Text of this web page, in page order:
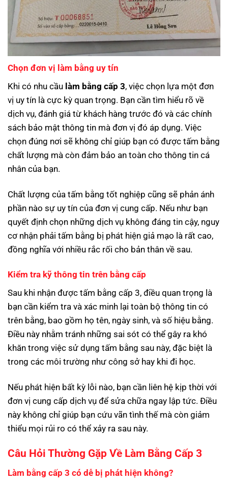
Chọn đơn vị làm bằng uy tín
Khi có nhu cầu làm bằng cấp 3, việc chọn lựa một đơn
vị uy tín là cực kỳ quan trọng. Bạn cần tìm hiểu rõ về
dịch vụ, đánh giá từ khách hàng trước đó và các chính
sách bảo mật thông tin mà đơn vị đó áp dụng. Việc
chọn đúng nơi sẽ không chỉ giúp bạn có được tấm bằng
chất lượng mà còn đảm bảo an toàn cho thông tin cá
nhân của bạn.
Chất lượng của tấm bằng tốt nghiệp cũng sẽ phản ánh
phần nào sự uy tín của đơn vị cung cấp. Nếu như bạn
quyết định chọn những dịch vụ không đáng tin cậy, nguy
cơ nhận phải tấm bằng bị phát hiện giả mạo là rất cao,
đồng nghĩa với nhiều rắc rối cho bản thân về sau.
Kiểm tra kỹ thông tin trên bằng cấp
Sau khi nhận được tấm bằng cấp 3, điều quan trọng là
bạn cần kiểm tra và xác minh lại toàn bộ thông tin có
trên bằng, bao gồm họ tên, ngày sinh, và số hiệu bằng.
Điều này nhằm tránh những sai sót có thể gây ra khó
khăn trong việc sử dụng tấm bằng sau này, đặc biệt là
trong các môi trường như công sở hay khi đi học.
Nếu phát hiện bất kỳ lỗi nào, bạn cần liên hệ kịp thời với
đơn vị cung cấp dịch vụ để sửa chữa ngay lập tức. Điều
này không chỉ giúp bạn cứu vãn tình thế mà còn giảm
thiểu mọi rủi ro có thể xảy ra sau này.
Câu Hỏi Thường Gặp Về Làm Bằng Cấp 3
Làm bằng cấp 3 có dễ bị phát hiện không?